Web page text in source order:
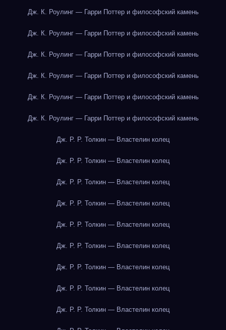
Дж. К. Роулинг — Гарри Поттер и философский камень
Дж. К. Роулинг — Гарри Поттер и философский камень
Дж. К. Роулинг — Гарри Поттер и философский камень
Дж. К. Роулинг — Гарри Поттер и философский камень
Дж. К. Роулинг — Гарри Поттер и философский камень
Дж. К. Роулинг — Гарри Поттер и философский камень
Дж. Р. Р. Толкин — Властелин колец
Дж. Р. Р. Толкин — Властелин колец
Дж. Р. Р. Толкин — Властелин колец
Дж. Р. Р. Толкин — Властелин колец
Дж. Р. Р. Толкин — Властелин колец
Дж. Р. Р. Толкин — Властелин колец
Дж. Р. Р. Толкин — Властелин колец
Дж. Р. Р. Толкин — Властелин колец
Дж. Р. Р. Толкин — Властелин колец